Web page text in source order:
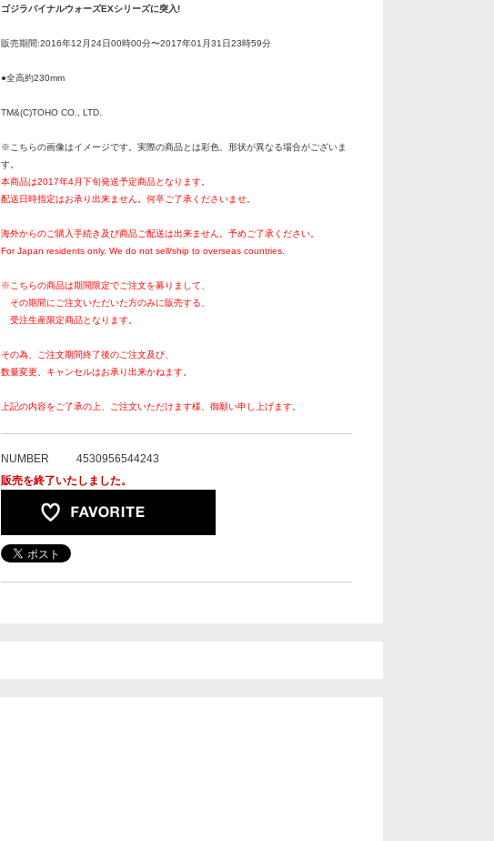
ゴジラバイナルウォーズEXシリーズに突入!
販売期間:2016年12月24日00時00分〜2017年01月31日23時59分
●全高約230mm
TM&(C)TOHO CO., LTD.
※こちらの画像はイメージです。実際の商品とは彩色、形状が異なる場合がございま
す。
本商品は2017年4月下旬発送予定商品となります。
配送日時指定はお承り出来ません。何卒ご了承くださいませ。
海外からのご購入手続き及び商品ご配送は出来ません。予めご了承ください。
For Japan residents only. We do not sell/ship to overseas countries.
※こちらの商品は期間限定でご注文を募りまして、
その期間にご注文いただいた方のみに販売する、
受注生産限定商品となります。
その為、ご注文期間終了後のご注文及び、
数量変更、キャンセルはお承り出来かねます。
上記の内容をご了承の上、ご注文いただけます様、御願い申し上げます。
NUMBER
4530956544243
販売を終了いたしました。